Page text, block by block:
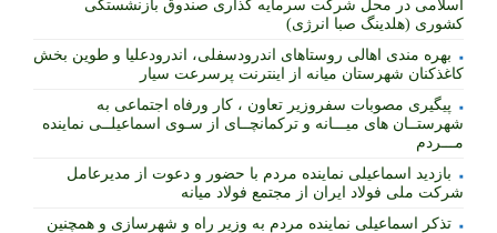
اسلامی در محل شرکت سرمایه گذاری صندوق بازنشستگی
کشوری (هلدینگ صبا انرژی)
بهره مندی اهالی روستاهای اندرودسفلی، اندرودعلیا و طوین بخش
کاغذکنان شهرستان میانه از اینترنت پرسرعت سیار
پیگیری مصوبات سفروزیر تعاون ، کار ورفاه اجتماعی به
شهرستــان های میـــانه و ترکمانچــای از سـوی اسماعیلــی نماینده
مـــردم
بازدید اسماعیلی نماینده مردم با حضور و دعوت از مدیرعامل
شرکت ملی فولاد ایران از مجتمع فولاد میانه
تذکر اسماعیلی نماینده مردم به وزیر راه و شهرسازی و همچنین